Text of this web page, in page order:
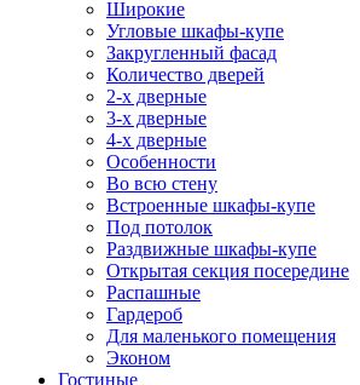
Широкие
Угловые шкафы-купе
Закругленный фасад
Количество дверей
2-х дверные
3-х дверные
4-х дверные
Особенности
Во всю стену
Встроенные шкафы-купе
Под потолок
Раздвижные шкафы-купе
Открытая секция посередине
Распашные
Гардероб
Для маленького помещения
Эконом
Гостиные